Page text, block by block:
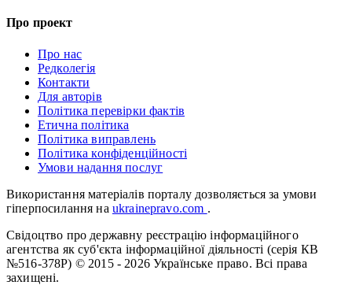
Про проект
Про нас
Редколегія
Контакти
Для авторів
Політика перевірки фактів
Етична політика
Політика виправлень
Політика конфіденційності
Умови надання послуг
Використання матеріалів порталу дозволяється за умови
гіперпосилання на ukrainepravo.com .
Свідоцтво про державну реєстрацію інформаційного
агентства як суб'єкта інформаційної діяльності (серія КВ
№516-378Р) © 2015 - 2026 Українське право. Всі права
захищені.